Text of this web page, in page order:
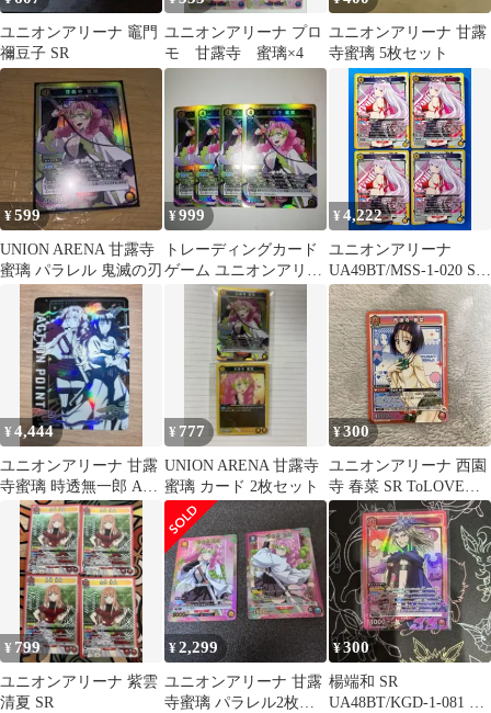
ユニオンアリーナ 竈門
禰豆子 SR
ユニオンアリーナ プロ
モ 甘露寺 蜜璃×4
ユニオンアリーナ 甘露
寺蜜璃 5枚セット
¥599
UNION ARENA 甘露寺
蜜璃 パラレル 鬼滅の刃
¥999
トレーディングカード
ゲーム ユニオンアリー
ナ 鬼滅の刃 甘露寺蜜
璃 4枚
¥4,222
ユニオンアリーナ
UA49BT/MSS-1-020 SR
羽前 京香 4枚セット
¥4,444
ユニオンアリーナ 甘露
寺蜜璃 時透無一郎 AP
02 鬼滅の刃
¥ 777
UNION ARENA 甘露寺
蜜璃 カード 2枚セット
¥300
ユニオンアリーナ 西園
寺 春菜 SR ToLOVEる
ユニアリ
¥ 799
ユニオンアリーナ 紫雲
清夏 SR
¥2,299
ユニオンアリーナ 甘露
寺蜜璃 パラレル2枚セ
¥300
楊端和 SR
UA48BT/KGD-1-081 ユ